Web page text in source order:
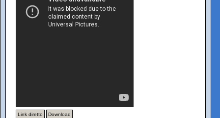
Link diretto Download